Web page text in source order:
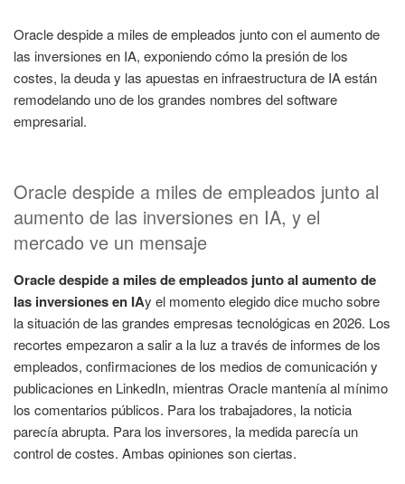
Oracle despide a miles de empleados junto con el aumento de
las inversiones en IA, exponiendo cómo la presión de los
costes, la deuda y las apuestas en infraestructura de IA están
remodelando uno de los grandes nombres del software
empresarial.
Oracle despide a miles de empleados junto al
aumento de las inversiones en IA, y el
mercado ve un mensaje
Oracle despide a miles de empleados junto al aumento de
las inversiones en IAy el momento elegido dice mucho sobre
la situación de las grandes empresas tecnológicas en 2026. Los
recortes empezaron a salir a la luz a través de informes de los
empleados, confirmaciones de los medios de comunicación y
publicaciones en LinkedIn, mientras Oracle mantenía al mínimo
los comentarios públicos. Para los trabajadores, la noticia
parecía abrupta. Para los inversores, la medida parecía un
control de costes. Ambas opiniones son ciertas.